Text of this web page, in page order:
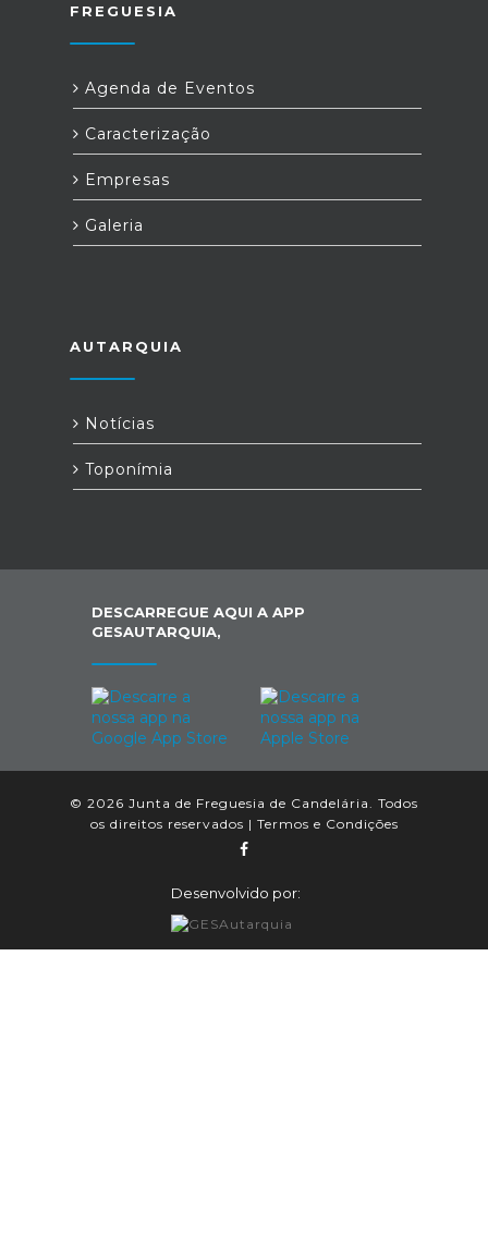
FREGUESIA
Agenda de Eventos
Caracterização
Empresas
Galeria
AUTARQUIA
Notícias
Toponímia
DESCARREGUE AQUI A APP
GESAUTARQUIA,
© 2026 Junta de Freguesia de Candelária. Todos
os direitos reservados | Termos e Condições
Desenvolvido por: